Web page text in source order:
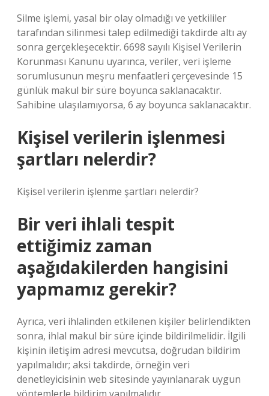
Silme işlemi, yasal bir olay olmadığı ve yetkililer
tarafından silinmesi talep edilmediği takdirde altı ay
sonra gerçekleşecektir. 6698 sayılı Kişisel Verilerin
Korunması Kanunu uyarınca, veriler, veri işleme
sorumlusunun meşru menfaatleri çerçevesinde 15
günlük makul bir süre boyunca saklanacaktır.
Sahibine ulaşılamıyorsa, 6 ay boyunca saklanacaktır.
Kişisel verilerin işlenmesi
şartları nelerdir?
Kişisel verilerin işlenme şartları nelerdir?
Bir veri ihlali tespit
ettiğimiz zaman
aşağıdakilerden hangisini
yapmamız gerekir?
Ayrıca, veri ihlalinden etkilenen kişiler belirlendikten
sonra, ihlal makul bir süre içinde bildirilmelidir. İlgili
kişinin iletişim adresi mevcutsa, doğrudan bildirim
yapılmalıdır; aksi takdirde, örneğin veri
denetleyicisinin web sitesinde yayınlanarak uygun